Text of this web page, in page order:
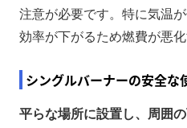
注意が必要です。特に気温
効率が下がるため燃費が悪
シングルバーナーの安全な
平らな場所に設置し、周囲